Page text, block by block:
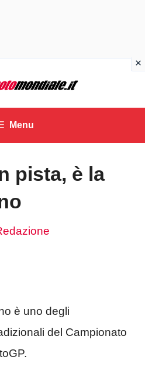
Menu
pista, è la
è uno degli
del Campionato